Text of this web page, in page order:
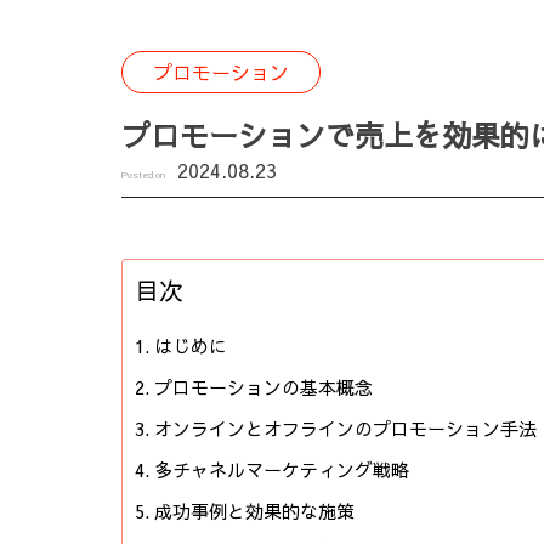
プロモーション
プロモーションで売上を効果的
Posted on 2024.08.23
目次
はじめに
プロモーションの基本概念
オンラインとオフラインのプロモーション手法
多チャネルマーケティング戦略
成功事例と効果的な施策